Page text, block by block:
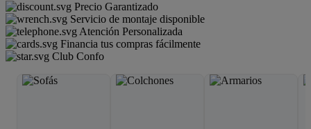
Precio Garantizado
Servicio de montaje disponible
Atención Personalizada
Financia tus compras fácilmente
Club Confo